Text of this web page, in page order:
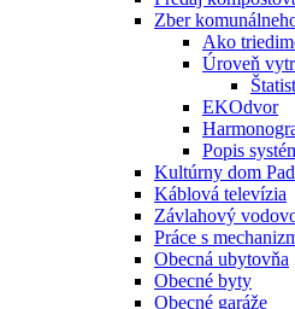
Zber
Ako
Úroveň
EKOdvor
Popis
Kultúrny dom
Káblová televízia
Závlahový
Práce s
Obecná ubytovňa
Obecné byty
Obecné garáže